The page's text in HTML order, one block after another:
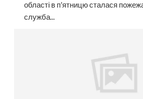
області в п'ятницю сталася
служба...